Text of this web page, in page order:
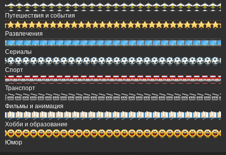
Путешествия и события
Развлечения
Сериалы
Спорт
Транспорт
Фильмы и анимация
Хобби и образование
Юмор